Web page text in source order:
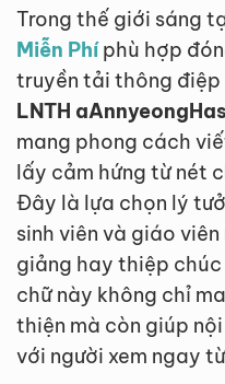
Trong thế giới sáng
Miễn Phíphù hợp
truyền tải thông điệp
LNTH
mang phong cách
lấy cảm hứng từ nét
Đây là lựa chọn lý
sinh viên và giáo
giảng hay thiệp chúc
chữ này không chỉ
thiện mà còn giúp
với người xem ngay